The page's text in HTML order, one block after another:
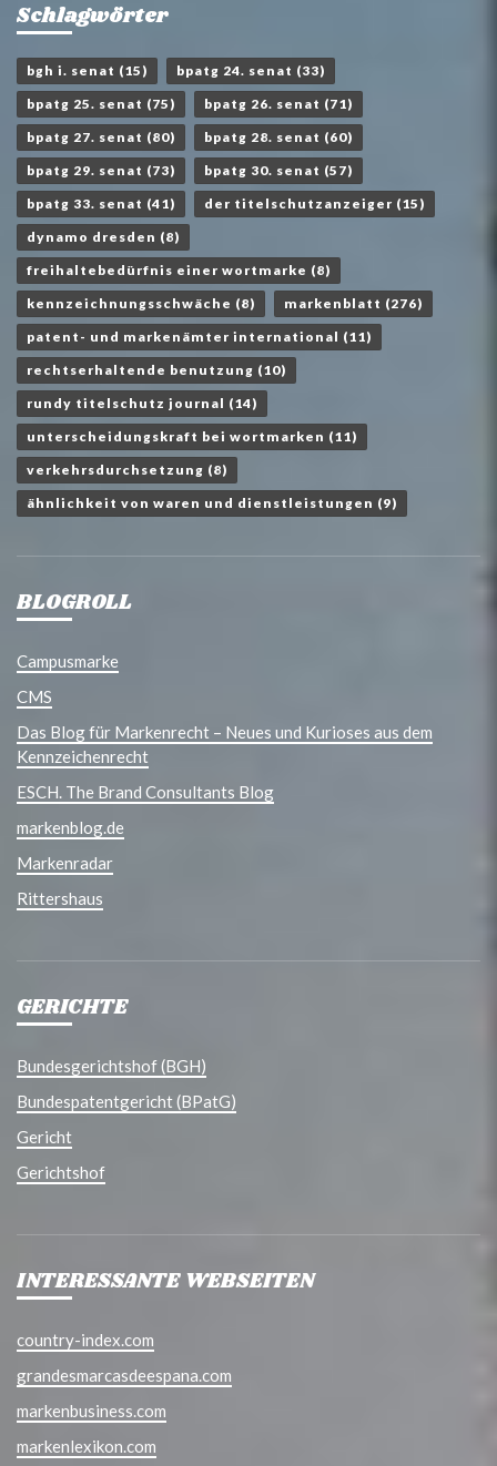
Schlagwörter
bgh i. senat (15) bpatg 24. senat (33)
bpatg 25. senat (75) bpatg 26. senat (71)
bpatg 27. senat (80) bpatg 28. senat (60)
bpatg 29. senat (73) bpatg 30. senat (57)
bpatg 33. senat (41) der titelschutzanzeiger (15)
dynamo dresden (8)
freihaltebedürfnis einer wortmarke (8)
kennzeichnungsschwäche (8) markenblatt (276)
patent- und markenämter international (11)
rechtserhaltende benutzung (10)
rundy titelschutz journal (14)
unterscheidungskraft bei wortmarken (11)
verkehrsdurchsetzung (8)
ähnlichkeit von waren und dienstleistungen (9)
BLOGROLL
Campusmarke
CMS
Das Blog für Markenrecht – Neues und Kurioses aus dem
Kennzeichenrecht
ESCH. The Brand Consultants Blog
markenblog.de
Markenradar
Rittershaus
GERICHTE
Bundesgerichtshof (BGH)
Bundespatentgericht (BPatG)
Gericht
Gerichtshof
INTERESSANTE WEBSEITEN
country-index.com
grandesmarcasdeespana.com
markenbusiness.com
markenlexikon.com